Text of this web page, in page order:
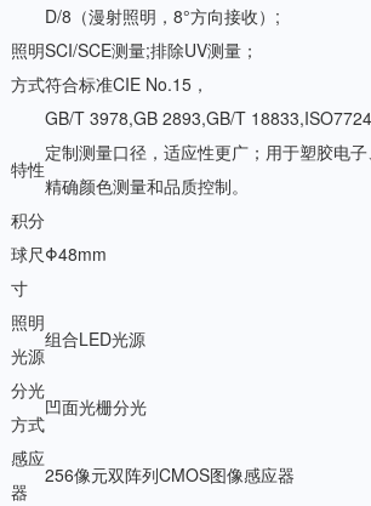
照明
方式
D/8（漫射照明，8°方向接收）;
SCI/SCE测量;排除UV测量；
符合标准CIE No.15，
GB/T 3978,GB 2893,GB/T
特性
定制测量口径，适应性更广；用于塑胶电
精确颜色测量和品质控制。
积分
球尺
寸
Φ48mm
照明
光源
组合LED光源
分光
方式
凹面光栅分光
感应
器
256像元双阵列CMOS图像感应器